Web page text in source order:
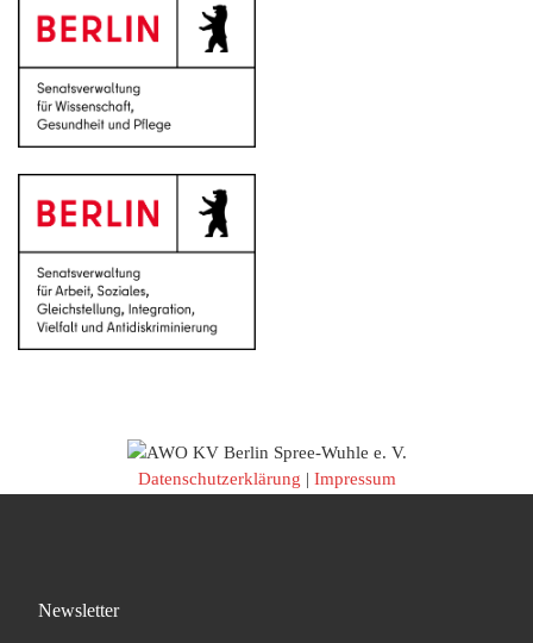
Datenschutzerklärung | Impressum
Newsletter